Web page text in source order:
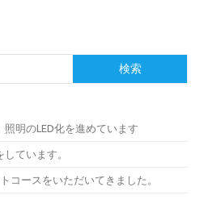
検索
明のLED化を進めています
ています。
コースをいただいてきました。